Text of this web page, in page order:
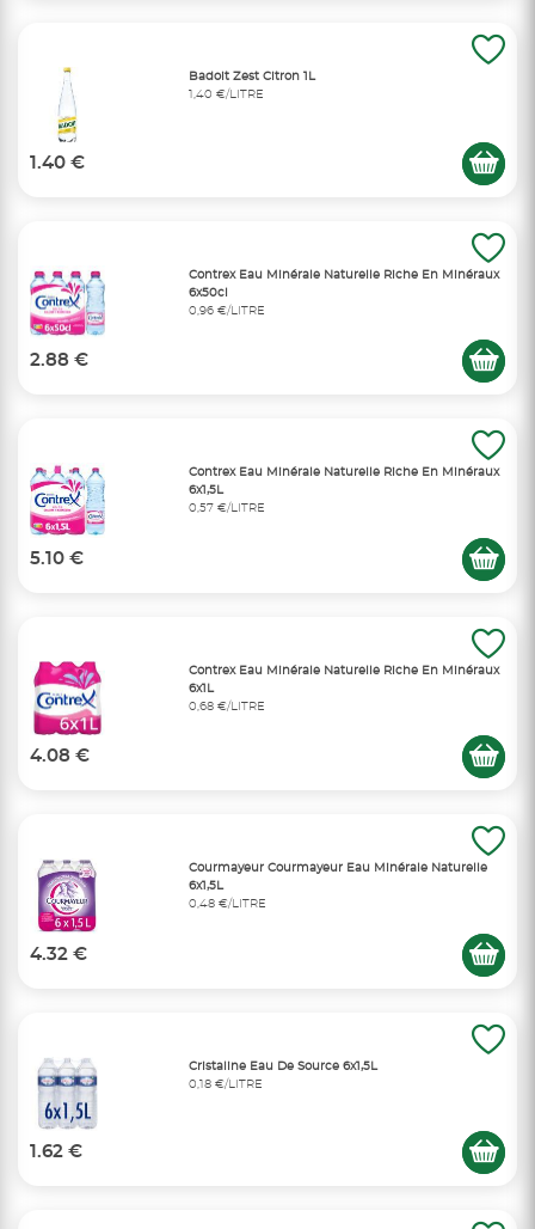
Badoit Zest Citron 1L
1,40 €/LITRE
1.40 €
Contrex Eau Minérale Naturelle Riche En Minéraux
6x50cl
0,96 €/LITRE
2.88 €
Contrex Eau Minérale Naturelle Riche En Minéraux
6x1,5L
0,57 €/LITRE
5.10 €
Contrex Eau Minérale Naturelle Riche En Minéraux
6x1L
0,68 €/LITRE
4.08 €
Courmayeur Courmayeur Eau Minérale Naturelle
6x1,5L
0,48 €/LITRE
4.32 €
Cristaline Eau De Source 6x1,5L
0,18 €/LITRE
1.62 €